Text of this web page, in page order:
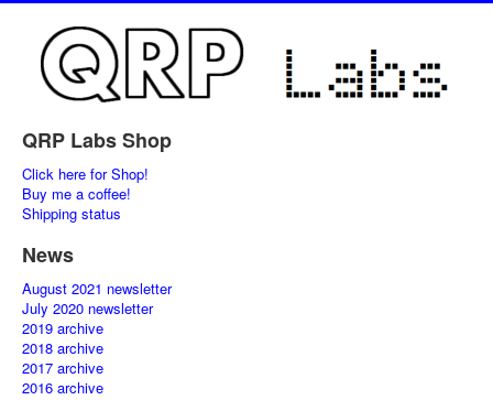
QRP Labs Shop
Click here for Shop!
Buy me a coffee!
Shipping status
News
August 2021 newsletter
July 2020 newsletter
2019 archive
2018 archive
2017 archive
2016 archive